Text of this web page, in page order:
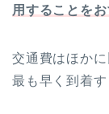
用することをお
交通費はほか
最も早く到着す